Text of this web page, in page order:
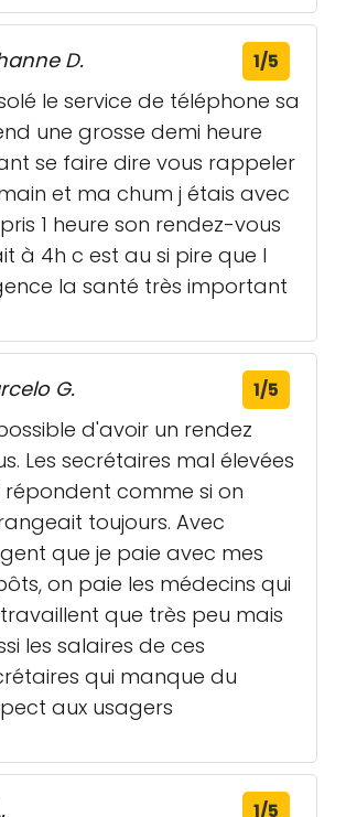
D. 1/5
le service de téléphone sa
une grosse demi heure
se faire dire vous rappeler
et ma chum j étais avec
1 heure son rendez-vous
à 4h c est au si pire que l
la santé très important
G. 1/5
d'avoir un rendez
Les secrétaires mal élevées
répondent comme si on
toujours. Avec
que je paie avec mes
on paie les médecins qui
que très peu mais
les salaires de ces
qui manque du
aux usagers
1/5